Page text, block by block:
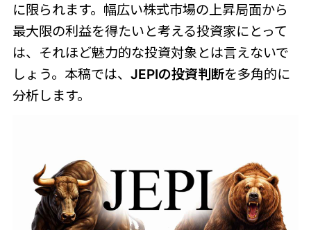
に限られます。幅広い株式市場の上昇局面から
最大限の利益を得たいと考える投資家にとって
は、それほど魅力的な投資対象とは言えないで
しょう。本稿では、 JEPIの投資判断を多角的に
分析します。